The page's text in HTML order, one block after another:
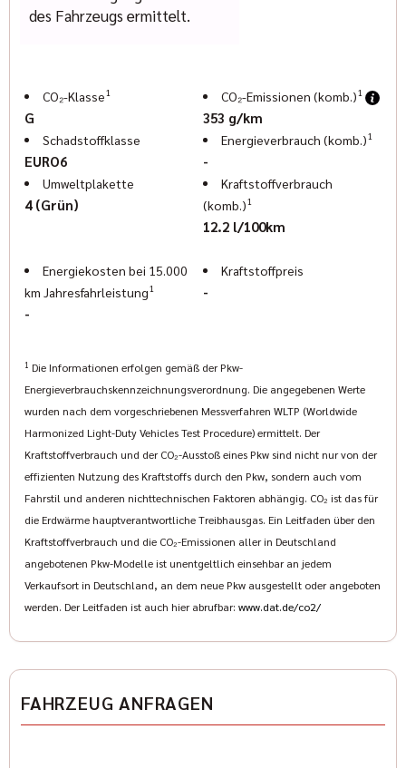
des Fahrzeugs ermittelt.
CO₂-Klasse1
G
CO₂-Emissionen (komb.)1
353 g/km
Schadstoffklasse
EURO6
Energieverbrauch (komb.)1
-
Umweltplakette
4 (Grün)
Kraftstoffverbrauch
(komb.)1
12.2 l/100km
Energiekosten bei 15.000
km Jahresfahrleistung1
-
Kraftstoffpreis
-
1 Die Informationen erfolgen gemäß der Pkw-
Energieverbrauchskennzeichnungsverordnung. Die angegebenen Werte
wurden nach dem vorgeschriebenen Messverfahren WLTP (Worldwide
Harmonized Light-Duty Vehicles Test Procedure) ermittelt. Der
Kraftstoffverbrauch und der CO₂-Ausstoß eines Pkw sind nicht nur von der
effizienten Nutzung des Kraftstoffs durch den Pkw, sondern auch vom
Fahrstil und anderen nichttechnischen Faktoren abhängig. CO₂ ist das für
die Erdwärme hauptverantwortliche Treibhausgas. Ein Leitfaden über den
Kraftstoffverbrauch und die CO₂-Emissionen aller in Deutschland
angebotenen Pkw-Modelle ist unentgeltlich einsehbar an jedem
Verkaufsort in Deutschland, an dem neue Pkw ausgestellt oder angeboten
werden. Der Leitfaden ist auch hier abrufbar: www.dat.de/co2/
FAHRZEUG ANFRAGEN